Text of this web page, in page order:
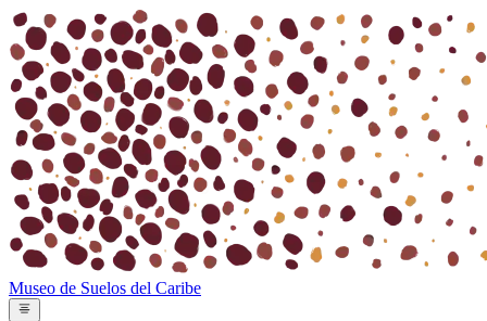
Museo de Suelos del Caribe